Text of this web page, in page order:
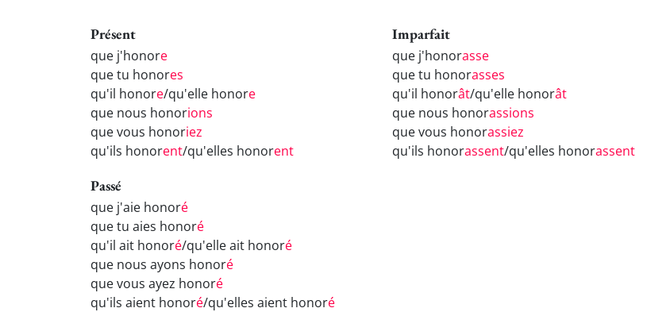
Présent
que j'honore
que tu honores
qu'il honore/qu'elle honore
que nous honorions
que vous honoriez
qu'ils honorent/qu'elles honorent
Imparfait
que j'honorasse
que tu honorasses
qu'il honorât/qu'elle honorât
que nous honorassions
que vous honorassiez
qu'ils honorassent/qu'elles honorassent
Passé
que j'aie honoré
que tu aies honoré
qu'il ait honoré/qu'elle ait honoré
que nous ayons honoré
que vous ayez honoré
qu'ils aient honoré/qu'elles aient honoré